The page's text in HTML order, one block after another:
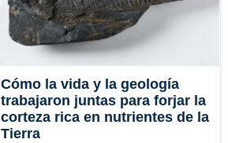
Cómo la vida y la geología
trabajaron juntas para forjar la
corteza rica en nutrientes de la
Tierra